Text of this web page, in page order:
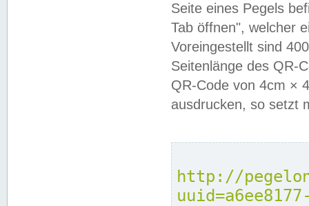
Seite eines Pegels
Tab öffnen", welcher
Voreingestellt sind
Seitenlänge des QR-
QR-Code von 4cm ×
ausdrucken, so setzt
http://